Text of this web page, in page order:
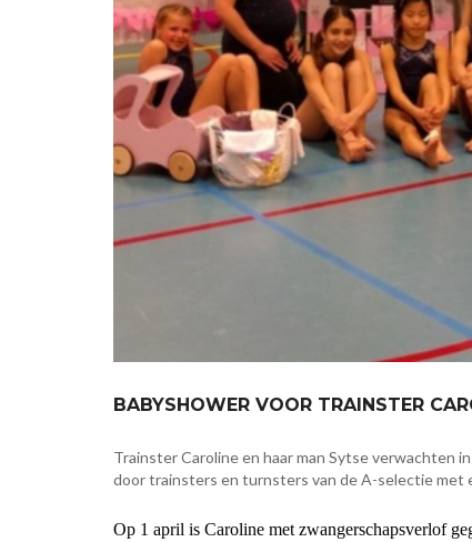
BABYSHOWER VOOR TRAINSTER
Trainster Caroline en haar man Sytse verwachten
door trainsters en turnsters van de A-selectie met
Op 1 april is Caroline met zwangerschapsverlof